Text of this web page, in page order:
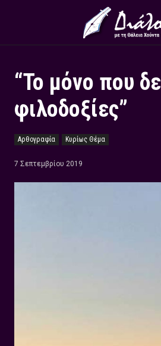
“Το μόνο που
φιλοδοξίες”
Αρθογραφία Κυρίως Θέμα
7 Σεπτεμβρίου 2019